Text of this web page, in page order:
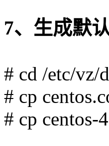
7、生成默
# cd /etc/vz/
# cp
# cp centos-